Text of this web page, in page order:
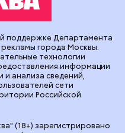
(18+) зарегистрировано
поддержке Департамента
города Москвы.
технологии
информации
и анализа сведений,
сети
Российской